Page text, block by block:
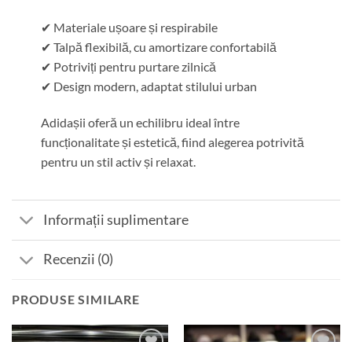
✔ Materiale ușoare și respirabile
✔ Talpă flexibilă, cu amortizare confortabilă
✔ Potriviți pentru purtare zilnică
✔ Design modern, adaptat stilului urban
Adidașii oferă un echilibru ideal între
funcționalitate și estetică, fiind alegerea potrivită
pentru un stil activ și relaxat.
Informații suplimentare
Recenzii (0)
PRODUSE SIMILARE